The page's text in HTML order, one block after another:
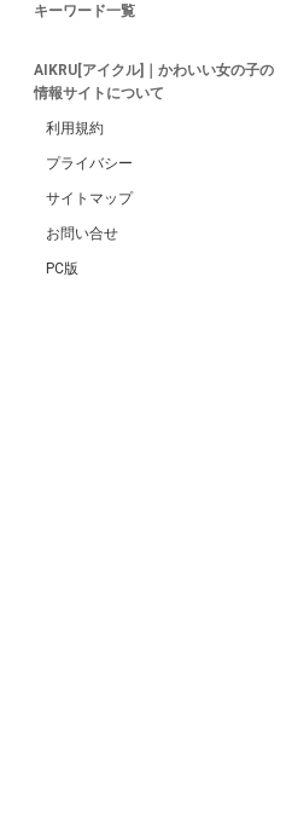
キーワード一覧
AIKRU[アイクル]｜かわいい女の子の
情報サイトについて
利用規約
プライバシー
サイトマップ
お問い合せ
PC版